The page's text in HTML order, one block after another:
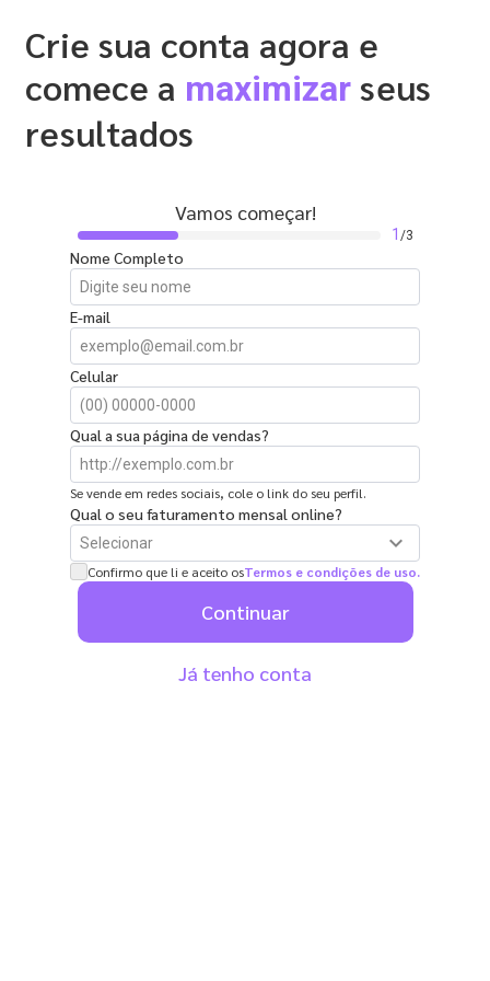
Crie sua conta agora e
comece a maximizar seus
resultados
Vamos começar!
1 /3
Nome Completo
E-mail
Celular
Qual a sua página de vendas?
Se vende em redes sociais, cole o link do seu perfil.
Qual o seu faturamento mensal online?
expand_more
R$ 0 a R$ 2.500 por mês
Confirmo que li e aceito osTermos e condições de uso.
Continuar
Já tenho conta